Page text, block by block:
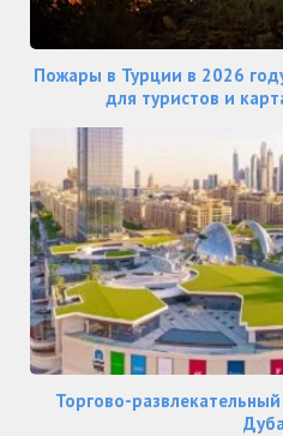
Пожары в Турции в 2026
для туристов и
Торгово-